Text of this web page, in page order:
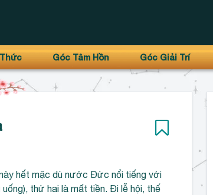
Góc Tâm Hồn Góc Giải Trí
hết mặc dù nước Đức nổi tiếng với
thứ hai là mất tiền. Đi lễ hội, thế